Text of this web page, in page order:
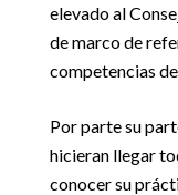
elevado al
de marco de
competencias de
Por parte su
hicieran llegar
conocer su